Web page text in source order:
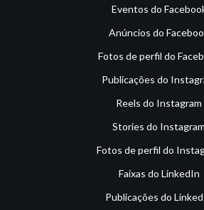
Eventos do
Anúncios do
Fotos de perfil do
Publicações do
Reels do Instagram
Stories do Instagram
Fotos de perfil do
Faixas do LinkedIn
Publicações do